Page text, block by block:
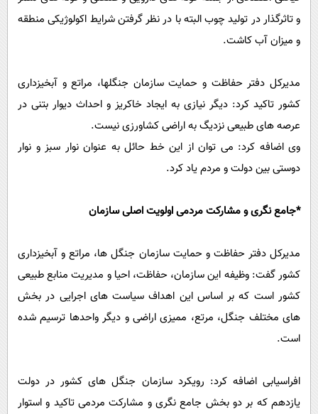
و تاثرگذار در تولید چوب البته با در نظر گرفتن شرایط اکولوژیکی منطقه
و میزان آب کاشت.
مدیرکل دفتر حفاظت و حمایت سازمان جنگلها، مراتع و آبخیزداری
کشور تاکید کرد: دیگر نیازی به ایجاد خاکریز و احداث دیوار بتنی در
عرصه های طبیعی نزدیگ به اراضی کشاورزی نیست.
وی اضافه کرد: می توان از این خط حائل به عنوان نوار سبز و نوار
دوستی بین دولت و مردم یاد کرد.
*جامع نگری و مشارکت مردمی اولویت اصلی سازمان
مدیرکل دفتر حفاظت و حمایت سازمان جنگل ها، مراتع و آبخیزداری
کشور گفت: وظیفه این سازمان، حفاظت، احیا و مدیریت منابع طبیعی
کشور است که بر اساس این اهداف سیاست های اجرایی در بخش
های مختلف جنگل، مرتع، ممیزی اراضی و دیگر واحدها ترسیم شده
است.
افراسیابی اضافه کرد: رویکرد سازمان جنگل های کشور در دولت
یازدهم که بر دو بخش جامع نگری و مشارکت مردمی تاکید و استوار